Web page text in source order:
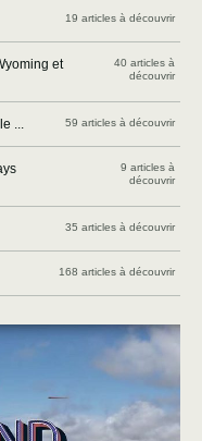
19 articles à découvrir
et
40 articles à
découvrir
... 59 articles à découvrir
9 articles à
découvrir
35 articles à découvrir
168 articles à découvrir